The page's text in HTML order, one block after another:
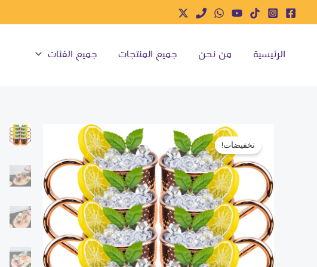
تخطي
إلى
الرئيسية من نحن جميع المنتجات جميع الفئات
تخفيضات!